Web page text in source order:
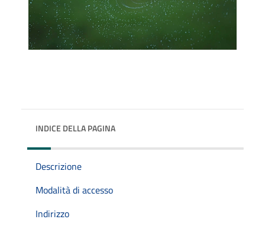
INDICE DELLA PAGINA
Descrizione
Modalità di accesso
Indirizzo